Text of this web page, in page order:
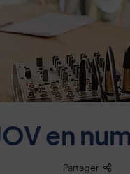
en
Partager